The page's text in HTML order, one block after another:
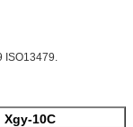
ISO13479.
Xgy-10C